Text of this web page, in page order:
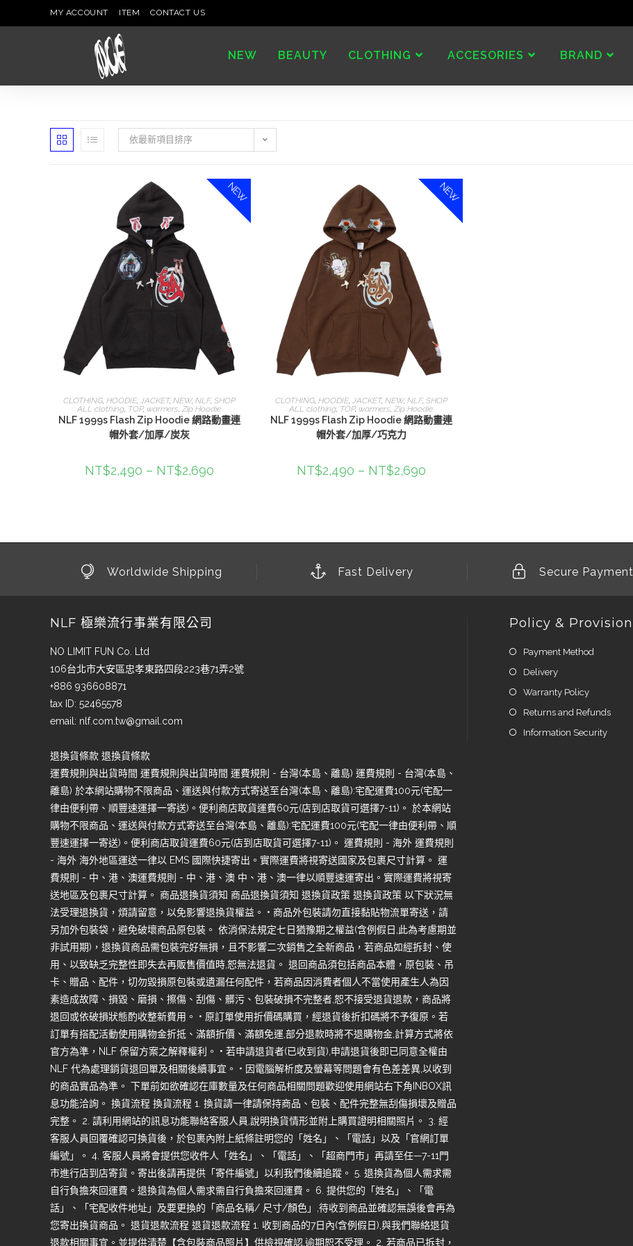
MY ACCOUNT ITEM CONTACT US
NEW BEAUTY CLOTHING ACCESORIES BRAND
依最新項目排序
NEW
選擇規格
CLOTHING, HOODIE, JACKET, NEW, NLF, SHOP
ALL clothing TOP, warmers Zip Hoodie
NLF 1999s Flash Zip Hoodie 網路動畫連
帽外套/加厚/炭灰
NT$2,490 – NT$2,690
NEW
選擇規格
CLOTHING, HOODIE, JACKET, NEW, NLF, SHOP
ALL clothing TOP, warmers Zip Hoodie
NLF 1999s Flash Zip Hoodie 網路動畫連
帽外套/加厚/巧克力
NT$2,490 – NT$2,690
Worldwide Shipping Fast Delivery Secure Payment
NLF 極樂流行事業有限公司
NO LIMIT FUN Co. Ltd
106台北市大安區忠孝東路四段223巷71弄2號
+886 936608871
tax ID: 52465578
email: nlf.com.tw@gmail.com
退換貨條款 退換貨條款
運費規則與出貨時間 運費規則與出貨時間 運費規則 - 台灣(本島、離島) 運費規則 - 台灣(本島、
離島) 於本網站購物不限商品、運送與付款方式寄送至台灣(本島、離島):宅配運費100元(宅配一
律由便利帶、順豐速運擇一寄送)。便利商店取貨運費60元(店到店取貨可選擇7-11)。 於本網站
購物不限商品、運送與付款方式寄送至台灣(本島、離島):宅配運費100元(宅配一律由便利帶、順
豐速運擇一寄送)。便利商店取貨運費60元(店到店取貨可選擇7-11)。 運費規則 - 海外 運費規則
- 海外 海外地區運送一律以 EMS 國際快捷寄出。實際運費將視寄送國家及包裹尺寸計算。 運
費規則 - 中、港、澳運費規則 - 中、港、澳 中、港、澳一律以順豐速運寄出。實際運費將視寄
送地區及包裹尺寸計算。 商品退換貨須知 商品退換貨須知 退換貨政策 退換貨政策 以下狀況無
法受理退換貨，煩請留意，以免影響退換貨權益。 • 商品外包裝請勿直接黏貼物流單寄送，請
另加外包裝袋，避免破壞商品原包裝。 依消保法規定七日猶豫期之權益(含例假日,此為考慮期並
非試用期)，退換貨商品需包裝完好無損，且不影響二次銷售之全新商品，若商品如經拆封、使
用、以致缺乏完整性即失去再販售價值時,恕無法退貨。 退回商品須包括商品本體，原包裝、吊
卡、贈品、配件，切勿毀損原包裝或遺漏任何配件，若商品因消費者個人不當使用產生人為因
素造成故障、損毀、磨損、擦傷、刮傷、髒污、包裝破損不完整者,恕不接受退貨退款，商品將
退回或依破損狀態酌收整新費用。 • 原訂單使用折價碼購買，經退貨後折扣碼將不予復原。若
訂單有搭配活動使用購物金折抵、滿額折價、滿額免運,部分退款時將不退購物金,計算方式將依
官方為準，NLF 保留方案之解釋權利。 • 若申請退貨者(已收到貨),申請退貨後即已同意全權由
NLF 代為處理銷貨退回單及相關後續事宜。 • 因電腦解析度及螢幕等問題會有色差差異,以收到
的商品實品為準。 下單前如欲確認在庫數量及任何商品相關問題歡迎使用網站右下角INBOX訊
息功能洽詢。 換貨流程 換貨流程 1. 換貨請一律請保持商品、包裝、配件完整無刮傷損壞及贈品
完整。 2. 請利用網站的訊息功能聯絡客服人員,說明換貨情形並附上購買證明相關照片。 3. 經
客服人員回覆確認可換貨後，於包裹內附上紙條註明您的「姓名」、「電話」以及「官網訂單
編號」。 4. 客服人員將會提供您收件人「姓名」、「電話」、「超商門市」再請至任—7-11門
市進行店到店寄貨。寄出後請再提供「寄件編號」以利我們後續追蹤。 5. 退換貨為個人需求需
自行負擔來回運費。退換貨為個人需求需自行負擔來回運費。 6. 提供您的「姓名」、「電
話」、「宅配收件地址」及要更換的「商品名稱/ 尺寸/顏色」,待收到商品並確認無誤後會再為
您寄出換貨商品。 退貨退款流程 退貨退款流程 1. 收到商品的7日內(含例假日),與我們聯絡退貨
退款相關事宜。並提供清楚【含包裝商品照片】供檢視確認,逾期恕不受理。 2. 若商品已拆封，
Policy & Provision
Payment Method
Delivery
Warranty Policy
Returns and Refunds
Information Security